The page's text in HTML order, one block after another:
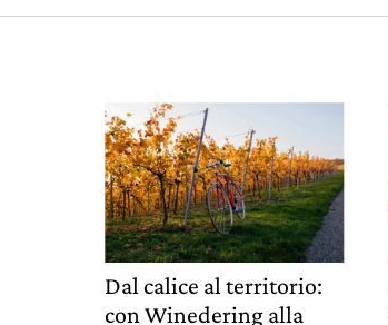
Dal calice al territorio:
con Winedering alla